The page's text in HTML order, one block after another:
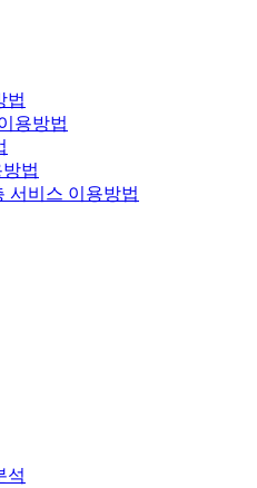
법
용방법
법
서비스 이용방법
석